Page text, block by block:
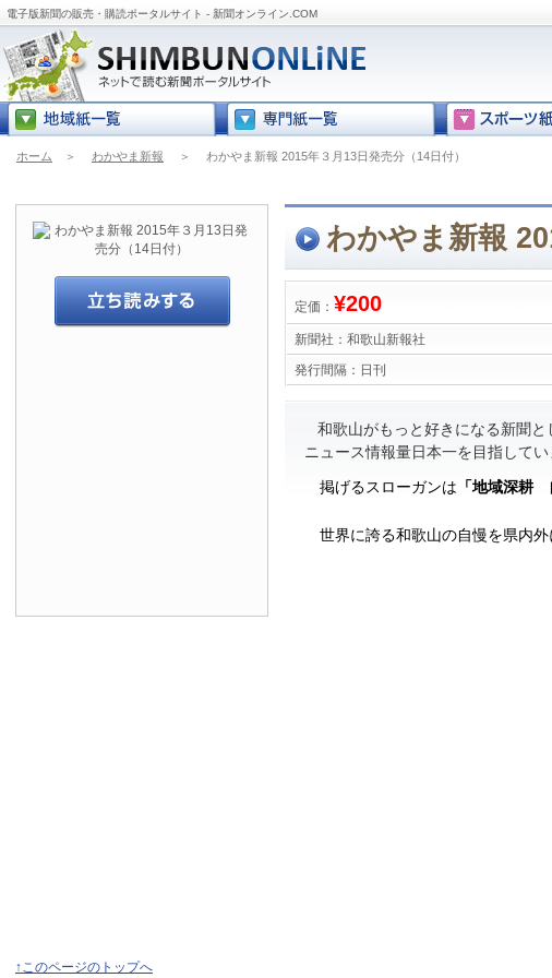
電子版新聞の販売・購読ポータルサイト - 新聞オンライン.COM
ホーム ＞ わかやま新報 ＞ わかやま新報 2015年３月13日発売分（14日付）
わかやま新報
定価： ¥200
新聞社： 和歌山新報社
発行間隔： 日刊
和歌山がもっと好きになる新聞と
ニュース情報量日本一を目指してい
掲げるスローガンは 「地域深耕
世界に誇る和歌山の自慢を県内外
↑このページのトップへ